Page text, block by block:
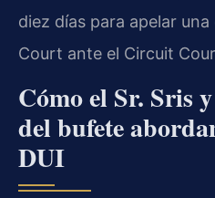
diez días para apelar
Court ante el Circuit
Cómo el Sr. Sris
del bufete
DUI